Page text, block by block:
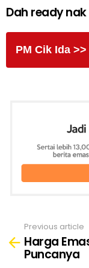
Dah ready
PM Cik Ida >>
more
Previous article
Harga
Puncanya